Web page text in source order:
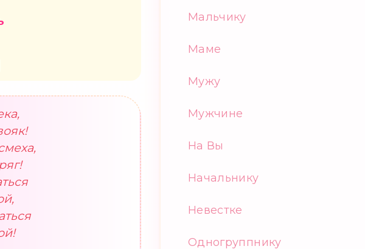
Мальчику
Маме
Мужу
Мужчине
На Вы
Начальнику
Невестке
Одногруппнику